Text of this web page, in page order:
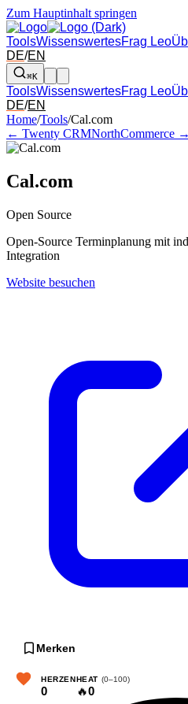
Zum Hauptinhalt springen
ToolsWissenswertesFrag Leo
DE/EN
⌘K
ToolsWissenswertesFrag Leo
DE/EN
Pfeil links und rechts: zum
Home/Tools/Cal.com
← Twenty CRMNorthCommerce →
Cal.com
Open Source
Open-Source Terminplanung mit
Integration
Website besuchen
Merken
HERZEN
0
HEAT (0–100)
🔥0